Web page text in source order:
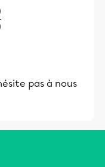
pas à nous